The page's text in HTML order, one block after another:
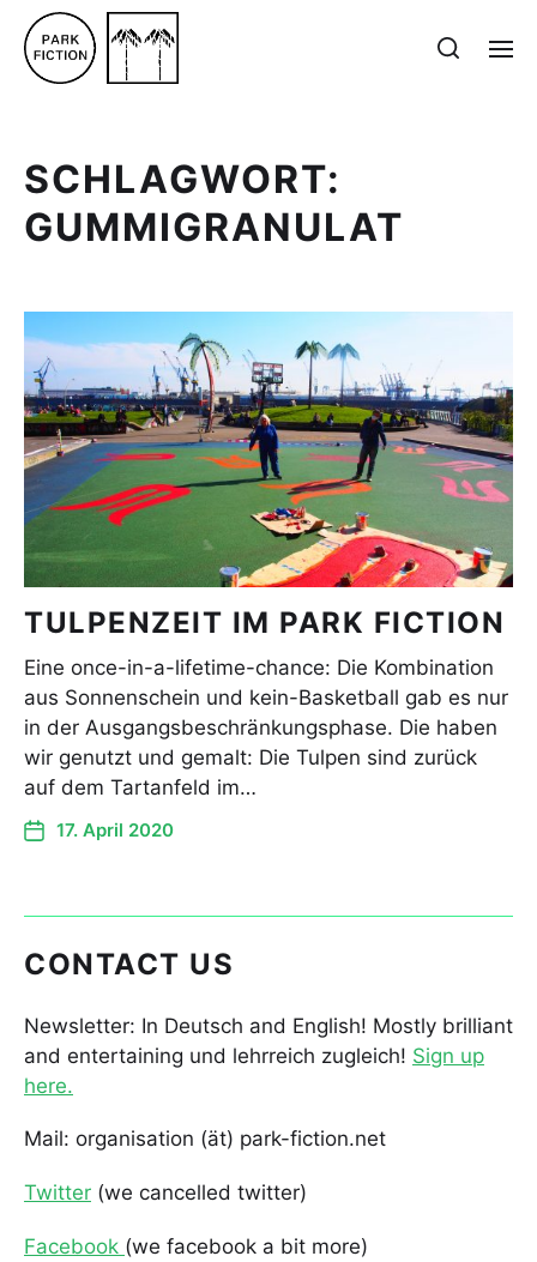
SCHLAGWORT:
GUMMIGRANULAT
TULPENZEIT IM PARK FICTION
Eine once-in-a-lifetime-chance: Die Kombination
aus Sonnenschein und kein-Basketball gab es nur
in der Ausgangsbeschränkungsphase. Die haben
wir genutzt und gemalt: Die Tulpen sind zurück
auf dem Tartanfeld im…
17. April 2020
CONTACT US
Newsletter: In Deutsch and English! Mostly brilliant
and entertaining und lehrreich zugleich! Sign up
here.
Mail: organisation (ät) park-fiction.net
Twitter (we cancelled twitter)
Facebook (we facebook a bit more)